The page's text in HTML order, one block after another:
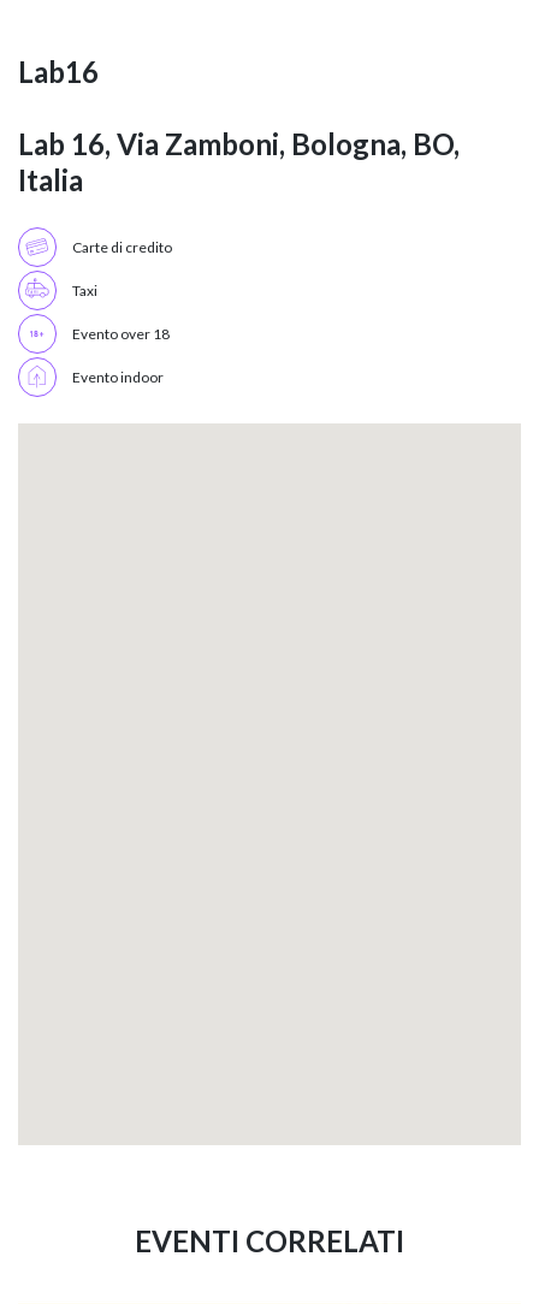
Lab16
Lab 16, Via Zamboni, Bologna, BO,
Italia
Carte di credito
Taxi
Evento over 18
Evento indoor
EVENTI CORRELATI